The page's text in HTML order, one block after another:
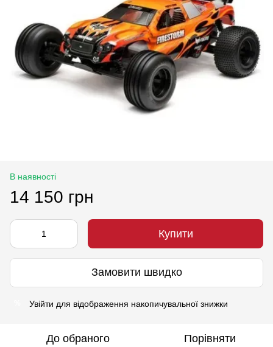
В наявності
14 150 грн
Купити
Замовити швидко
Увійти для відображення накопичувальної знижки
До обраного Порівняти